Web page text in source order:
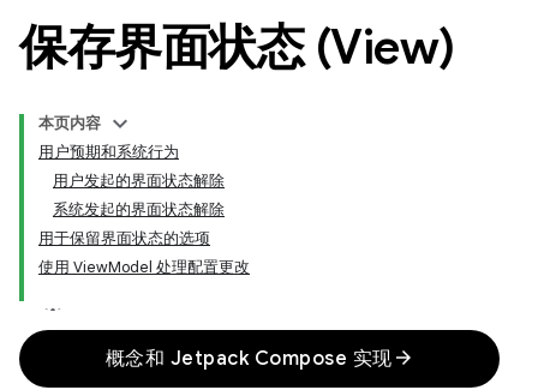
保存界面状态 (View)
本页内容
用户预期和系统行为
用户发起的界面状态解除
系统发起的界面状态解除
用于保留界面状态的选项
使用 ViewModel 处理配置更改
概念和 Jetpack Compose 实现 arrow_forward